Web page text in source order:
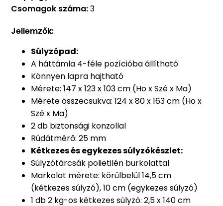
Csomagok száma:3
Jellemzők:
Súlyzópad:
A háttámla 4-féle pozícióba állítható
Könnyen lapra hajtható
Mérete: 147 x 123 x 103 cm (Ho x Szé x Ma)
Mérete összecsukva: 124 x 80 x 163 cm (Ho x
Szé x Ma)
2 db biztonsági konzollal
Rúdátmérő: 25 mm
Kétkezes és egykezes súlyzókészlet:
Súlyzótárcsák polietilén burkolattal
Markolat mérete: körülbelül 14,5 cm
(kétkezes súlyzó), 10 cm (egykezes súlyzó)
1 db 2 kg-os kétkezes súlyzó: 2,5 x 140 cm